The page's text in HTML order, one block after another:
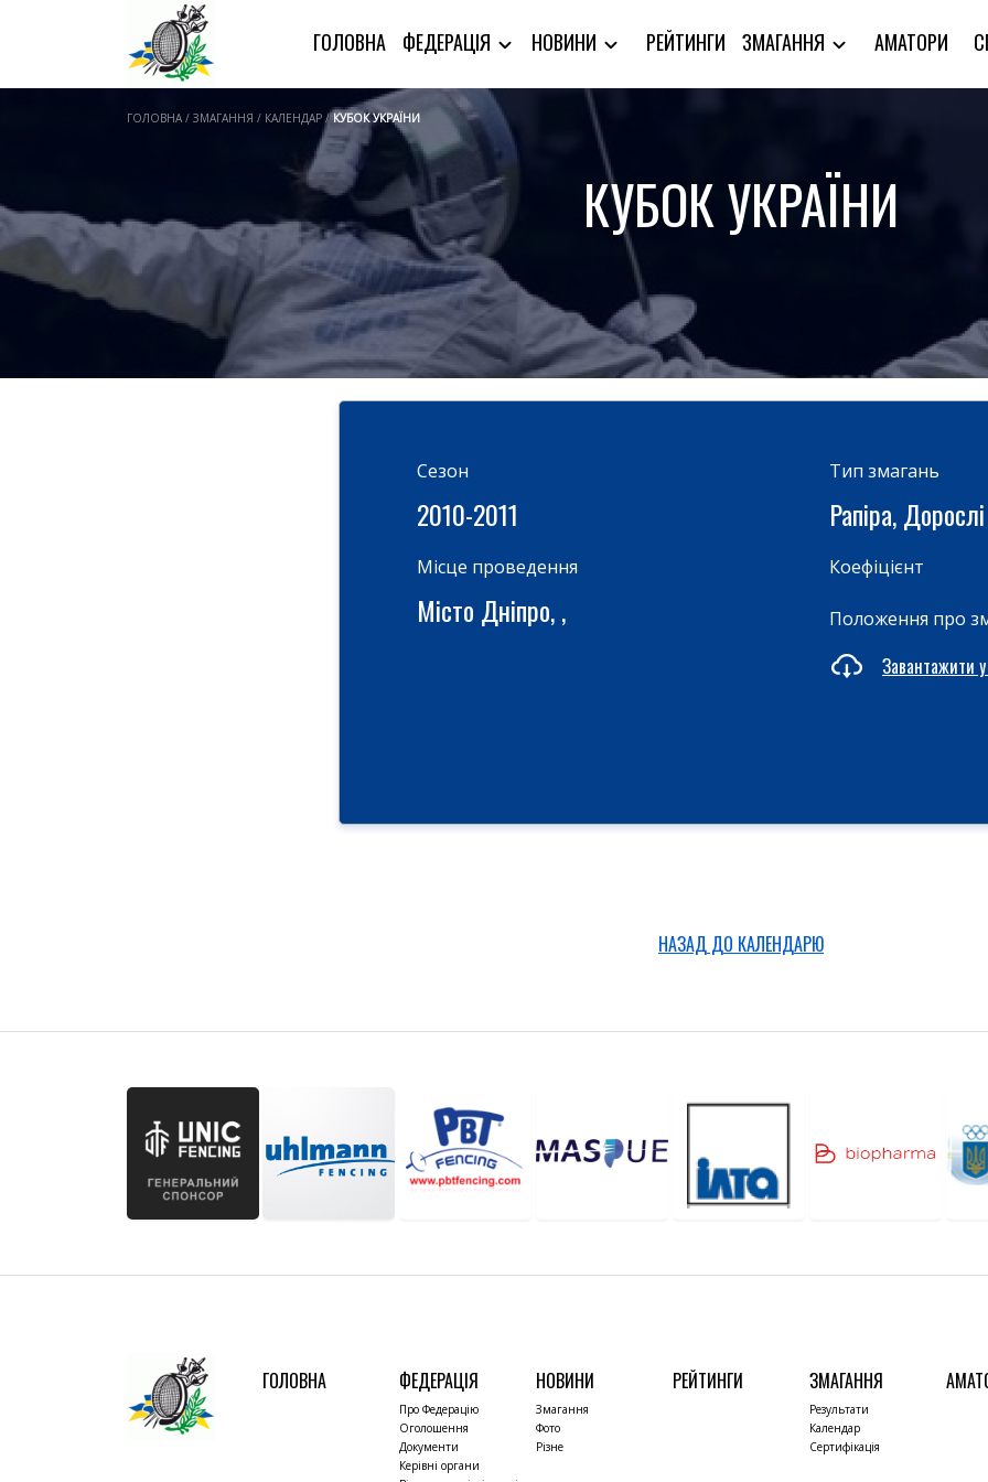
ГОЛОВНА ФЕДЕРАЦІЯ НОВИНИ РЕЙТИНГИ ЗМАГАННЯ АМАТОРИ
ГОЛОВНА / ЗМАГАННЯ / КАЛЕНДАР / КУБОК УКРАЇНИ
КУБОК УКРАЇНИ
Cезон
2010-2011
Місце проведення
Місто Дніпро, ,
Тип змагань
Рапіра, Дорослі
Коефіцієнт
Положення про
Завантажити
НАЗАД ДО КАЛЕНДАРЮ
ГОЛОВНА ФЕДЕРАЦІЯ
Про Федерацію
Оголошення
Документи
Керівні органи
НОВИНИ
Змагання
Фото
Різне
РЕЙТИНГИ ЗМАГАННЯ
Результати
Календар
Сертифікація